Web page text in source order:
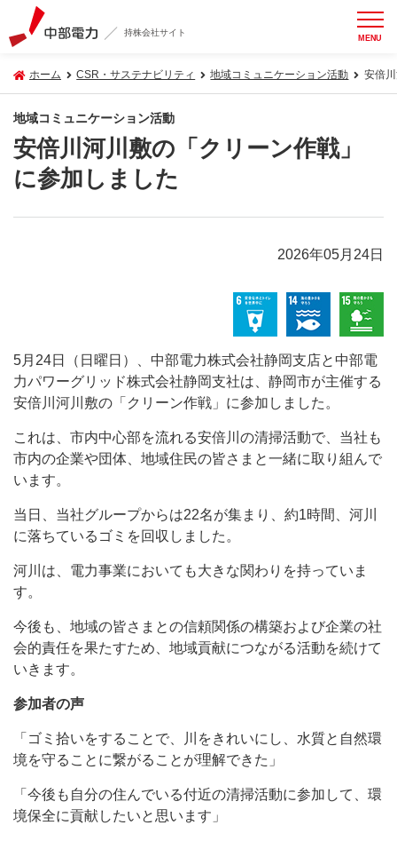
持株会社サイト MENU
ホーム CSR・サステナビリティ 地域コミュニケーション活動 安倍
地域コミュニケーション活動
安倍川河川敷の「クリーン作戦」
に参加しました
2026年05月24日
5月24日（日曜日）、中部電力株式会社静岡支店と中部電
力パワーグリッド株式会社静岡支社は、静岡市が主催する
安倍川河川敷の「クリーン作戦」に参加しました。
これは、市内中心部を流れる安倍川の清掃活動で、当社も
市内の企業や団体、地域住民の皆さまと一緒に取り組んで
います。
当日、当社グループからは22名が集まり、約1時間、河川
に落ちているゴミを回収しました。
河川は、電力事業においても大きな関わりを持っていま
す。
今後も、地域の皆さまとの信頼関係の構築および企業の社
会的責任を果たすため、地域貢献につながる活動を続けて
いきます。
参加者の声
「ゴミ拾いをすることで、川をきれいにし、水質と自然環
境を守ることに繋がることが理解できた」
「今後も自分の住んでいる付近の清掃活動に参加して、環
境保全に貢献したいと思います」